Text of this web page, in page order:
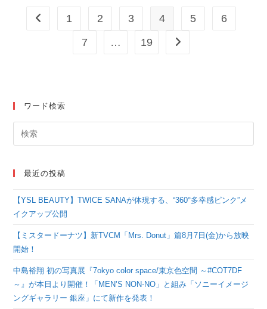
飾る！
前のページヘ
1 2 3 4 5
6
7
… 19 次のページへ
ワード検索
最近の投稿
【YSL BEAUTY】TWICE SANAが体現する、“360°多幸感ピンク”メ
イクアップ公開
【ミスタードーナツ】新TVCM「Mrs. Donut」篇8月7日(金)から放映
開始！
中島裕翔 初の写真展『7okyo color space/東京色空間 ～#COT7DF
～』が本日より開催！「MEN’S NON-NO」と組み「ソニーイメージ
ングギャラリー 銀座」にて新作を発表！